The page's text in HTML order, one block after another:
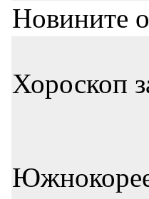
Новините
Хороскоп